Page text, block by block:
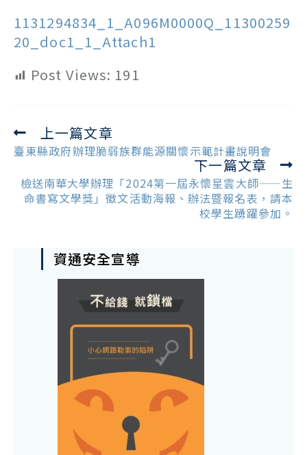
1131294834_1_A096M0000Q_11300259
20_doc1_1_Attach1
Post Views: 191
Read
more
上一篇文章
臺東縣政府辦理脆弱族群能源關懷示範計畫說明會
下一篇文章
檢送南華大學辦理「2024第一屆永懷星雲大師——生
命書寫文學獎」徵文活動海報、辦法暨報名表，請本
校學生踴躍參加。
資通安全宣導